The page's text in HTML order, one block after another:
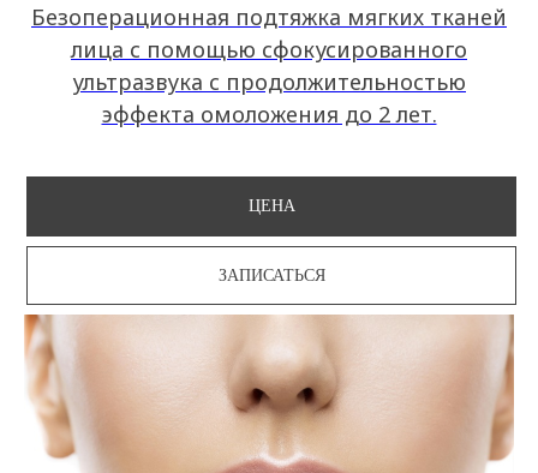
Безоперационная подтяжка мягких тканей
лица с помощью сфокусированного
ультразвука с продолжительностью
эффекта омоложения до 2 лет.
ЦЕНА
ЗАПИСАТЬСЯ